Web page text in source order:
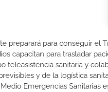
preparará para conseguir
capacitan para trasladar
teleasistencia sanitaria y
y de la logística
Emergencias Sanitarias